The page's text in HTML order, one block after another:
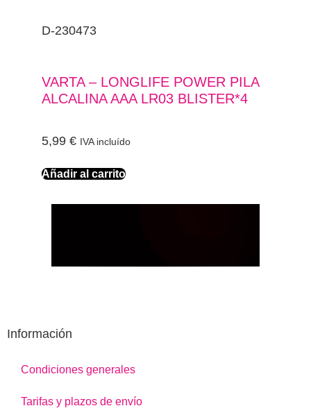
D-230473
VARTA – LONGLIFE POWER PILA
ALCALINA AAA LR03 BLISTER*4
5,99 € IVA incluído
Añadir al carrito
Información
Condiciones generales
Tarifas y plazos de envío